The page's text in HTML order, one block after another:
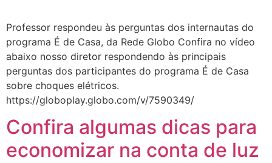
Professor respondeu às perguntas dos internautas do
programa É de Casa, da Rede Globo Confira no vídeo
abaixo nosso diretor respondendo às principais
perguntas dos participantes do programa É de Casa
sobre choques elétricos.
https://globoplay.globo.com/v/7590349/
Confira algumas dicas para
economizar na conta de luz